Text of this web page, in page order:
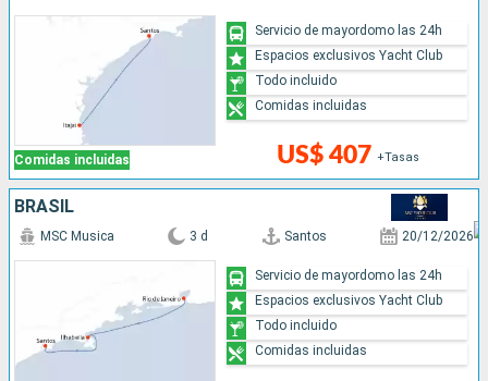
Comidas incluidas US$ 407 +Tasas
Servicio de mayordomo las 24h
Espacios exclusivos Yacht Club
Todo incluido
Comidas incluidas
BRASIL
MSC Musica 3 d Santos 20/12/2026
Servicio de mayordomo las 24h
Espacios exclusivos Yacht Club
Todo incluido
Comidas incluidas